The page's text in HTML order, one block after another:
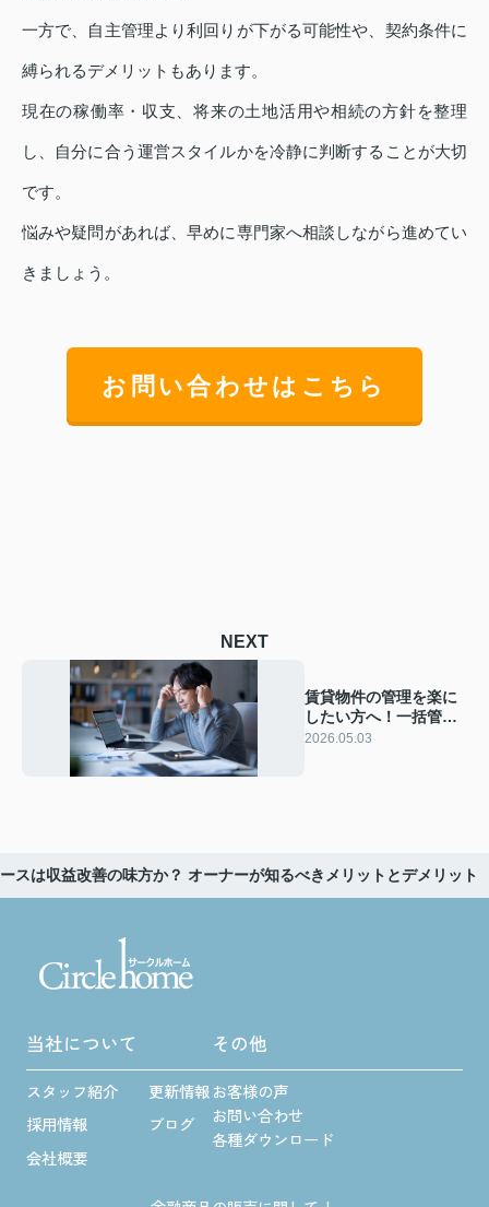
一方で、自主管理より利回りが下がる可能性や、契約条件に
縛られるデメリットもあります。
現在の稼働率・収支、将来の土地活用や相続の方針を整理
し、自分に合う運営スタイルかを冷静に判断することが大切
です。
悩みや疑問があれば、早めに専門家へ相談しながら進めてい
きましょう。
お問い合わせはこちら
NEXT
賃貸物件の管理を楽に
したい方へ！一括管理
システム導入で業務効
2026.05.03
スは収益改善の味方か？ オーナーが知るべきメリットとデメリット
当社について
スタッフ紹介
更新情報
採用情報
ブログ
会社概要
その他
お客様の声
お問い合わせ
各種ダウンロード